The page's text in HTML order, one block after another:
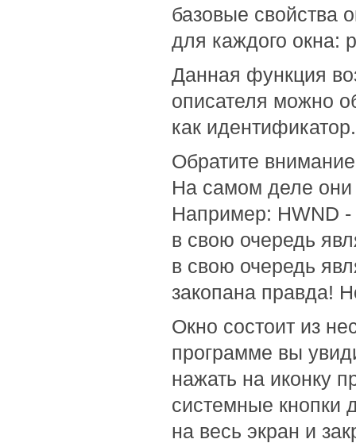
базовые свойства
для каждого окна:
Данная функция
описателя можно
как идентификатор.
Обратите
На самом деле они
Например: HWND -
в свою очередь
в свою очередь
закопана правда!
Окно состоит из
программе вы
нажать на иконку
системные кнопки
на весь экран и